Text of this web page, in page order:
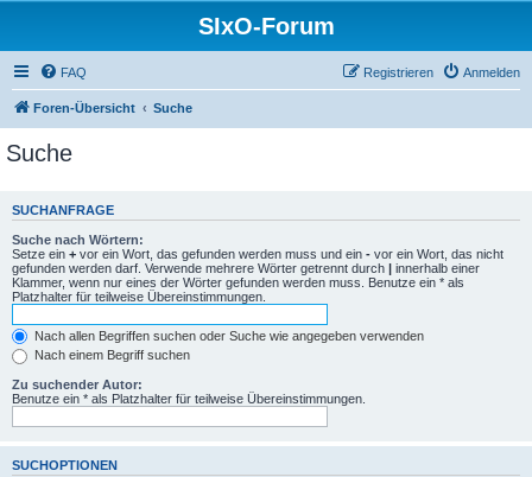
SIxO-Forum
FAQ Anmelden
Registrieren
Foren-Übersicht Suche
Suche
SUCHANFRAGE
Suche nach Wörtern:
Setze ein + vor ein Wort, das gefunden werden muss und ein - vor ein Wort, das nicht
gefunden werden darf. Verwende mehrere Wörter getrennt durch | innerhalb einer
Klammer, wenn nur eines der Wörter gefunden werden muss. Benutze ein * als
Platzhalter für teilweise Übereinstimmungen.
Nach allen Begriffen suchen oder Suche wie angegeben verwenden
Nach einem Begriff suchen
Zu suchender Autor:
Benutze ein * als Platzhalter für teilweise Übereinstimmungen.
SUCHOPTIONEN